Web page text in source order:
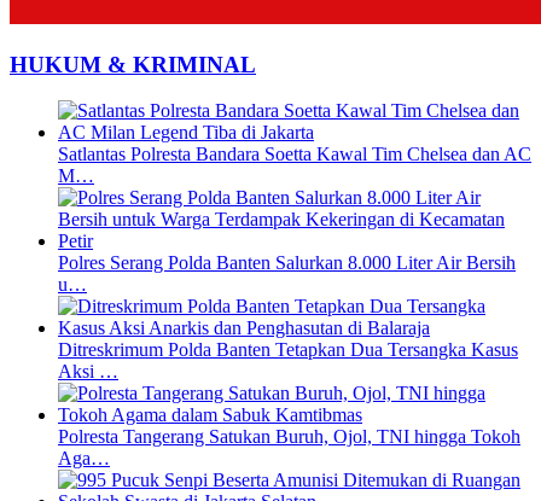
HUKUM & KRIMINAL
Satlantas Polresta Bandara Soetta Kawal Tim Chelsea dan AC
M…
Polres Serang Polda Banten Salurkan 8.000 Liter Air Bersih
u…
Ditreskrimum Polda Banten Tetapkan Dua Tersangka Kasus
Aksi …
Polresta Tangerang Satukan Buruh, Ojol, TNI hingga Tokoh
Aga…